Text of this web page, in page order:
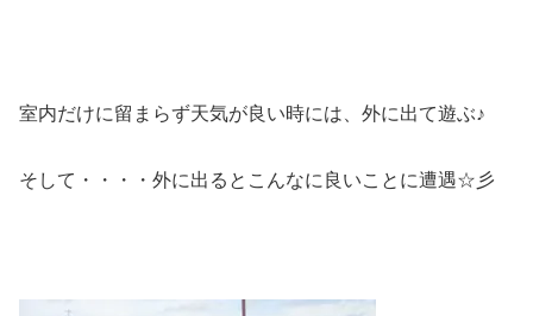
室内だけに留まらず天気が良い時には、外に出て遊ぶ♪
そして・・・・外に出るとこんなに良いことに遭遇☆彡